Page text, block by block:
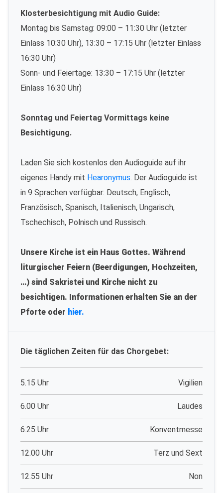
Klosterbesichtigung mit Audio Guide:
Montag bis Samstag: 09:00 – 11:30 Uhr (letzter
Einlass 10:30 Uhr), 13:30 – 17:15 Uhr (letzter Einlass
16:30 Uhr)
Sonn- und Feiertage: 13:30 – 17:15 Uhr (letzter
Einlass 16:30 Uhr)
Sonntag und Feiertag Vormittags keine
Besichtigung.
Laden Sie sich kostenlos den Audioguide auf ihr
eigenes Handy mit Hearonymus. Der Audioguide ist
in 9 Sprachen verfügbar: Deutsch, Englisch,
Französisch, Spanisch, Italienisch, Ungarisch,
Tschechisch, Polnisch und Russisch.
Unsere Kirche ist ein Haus Gottes. Während
liturgischer Feiern (Beerdigungen, Hochzeiten,
…) sind Sakristei und Kirche nicht zu
besichtigen. Informationen erhalten Sie an der
Pforte oder hier.
Die täglichen Zeiten für das Chorgebet:
5.15 Uhr Vigilien
6.00 Uhr Laudes
6.25 Uhr Konventmesse
12.00 Uhr Terz und Sext
12.55 Uhr Non